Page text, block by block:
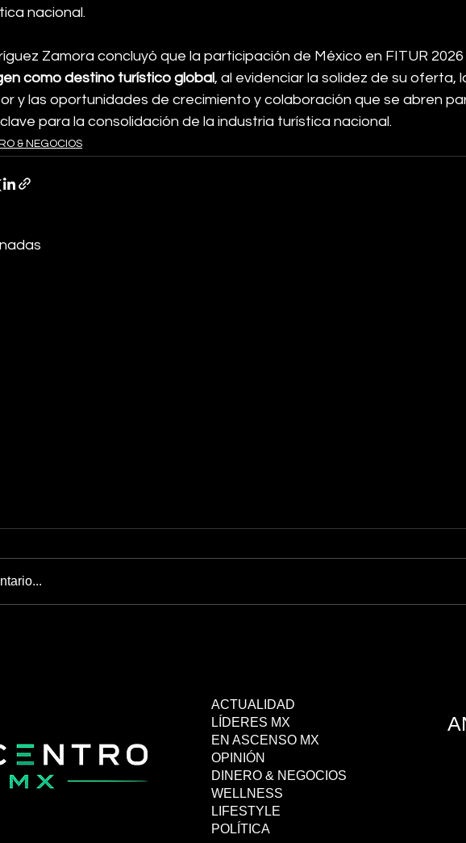
nacional.
Zamora concluyó que la participación de México en FITUR 2026
como destino turístico global, al evidenciar la solidez de su oferta,
y las oportunidades de crecimiento y colaboración que se abren
para la consolidación de la industria turística nacional.
& NEGOCIOS
ACTUALIDAD
LÍDERES MX
EN ASCENSO MX
OPINIÓN
DINERO & NEGOCIOS
WELLNESS
LIFESTYLE
POLÍTICA